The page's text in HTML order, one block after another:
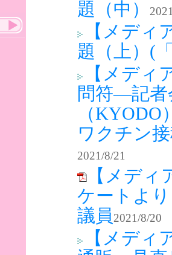
題（中）
【メデ
題（上）(
【メディ
問符―記者
（
ワクチン
2021/8/21
【メデ
ケートよ
議員 2021/8/20
【メデ